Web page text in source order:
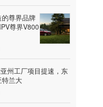
尊界品牌
尊界V800
州工厂项目提速，东
兰大